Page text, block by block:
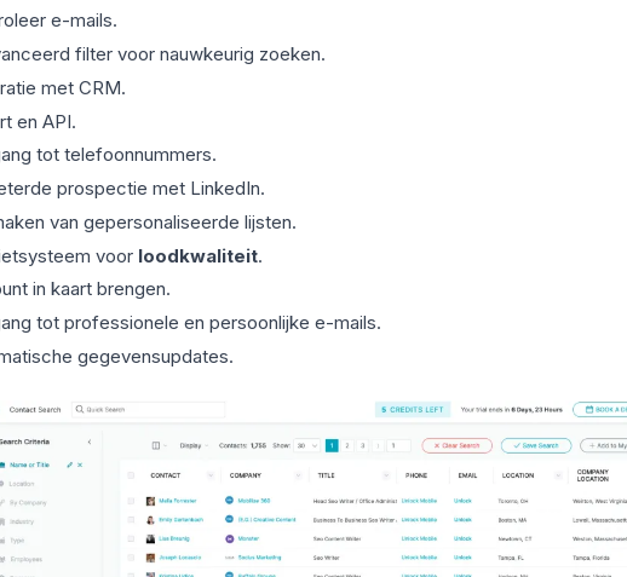
e-mails.
filter voor nauwkeurig zoeken.
met CRM.
en API.
tot telefoonnummers.
prospectie met LinkedIn.
van gepersonaliseerde lijsten.
voor loodkwaliteit.
in kaart brengen.
tot professionele en persoonlijke e-mails.
gegevensupdates.